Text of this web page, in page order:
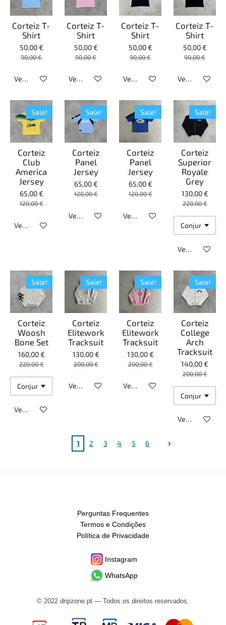
Corteiz T-
Shirt
50,00 €
90,00 €
Veja detalhes
Corteiz T-
Shirt
50,00 €
90,00 €
Veja detalhes
Corteiz T-
Shirt
50,00 €
90,00 €
Veja detalhes
Corteiz T-
Shirt
50,00 €
90,00 €
Veja detalhes
Sale!
Corteiz
Club
America
Jersey
65,00 €
120,00 €
Veja detalhes
Sale!
Corteiz
Panel
Jersey
65,00 €
120,00 €
Veja detalhes
Sale!
Corteiz
Panel
Jersey
65,00 €
120,00 €
Veja detalhes
Sale!
Corteiz
Superior
Royale
Grey
130,00 €
220,00 €
Veja detalhes
Sale!
Corteiz
Woosh
Bone Set
160,00 €
220,00 €
Veja detalhes
Sale!
Corteiz
Elitework
Tracksuit
130,00 €
200,00 €
Veja detalhes
Sale!
Corteiz
Elitework
Tracksuit
130,00 €
200,00 €
Veja detalhes
Sale!
Corteiz
College
Arch
Tracksuit
140,00 €
200,00 €
Veja detalhes
1 2 3 4 5 6
Perguntas Frequentes
Termos e Condições
Política de Privacidade
Instagram
WhatsApp
© 2022 dripzone.pt — Todos os direitos reservados.